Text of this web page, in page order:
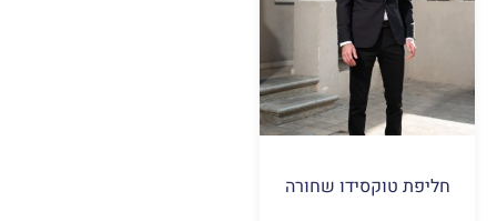
חליפת טוקסידו שחורה
סוגים.
ניתן
לבחור
את
בעמוד